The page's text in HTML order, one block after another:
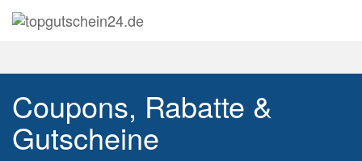
Coupons, Rabatte &
Gutscheine